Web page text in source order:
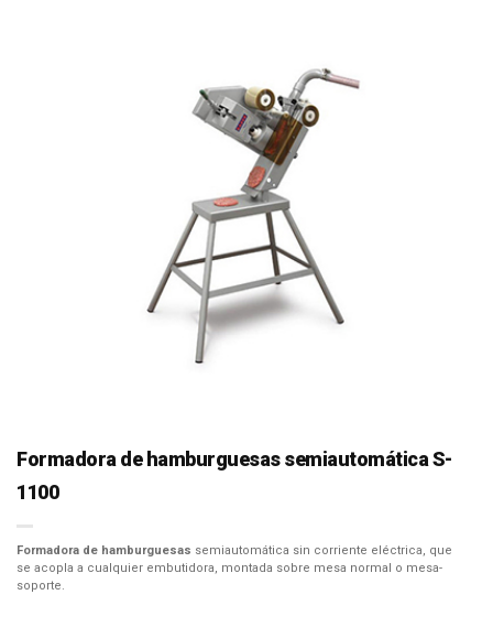
Formadora de hamburguesas semiautomática S-
1100
Formadora de hamburguesas semiautomática sin corriente eléctrica, que
se acopla a cualquier embutidora, montada sobre mesa normal o mesa-
soporte.